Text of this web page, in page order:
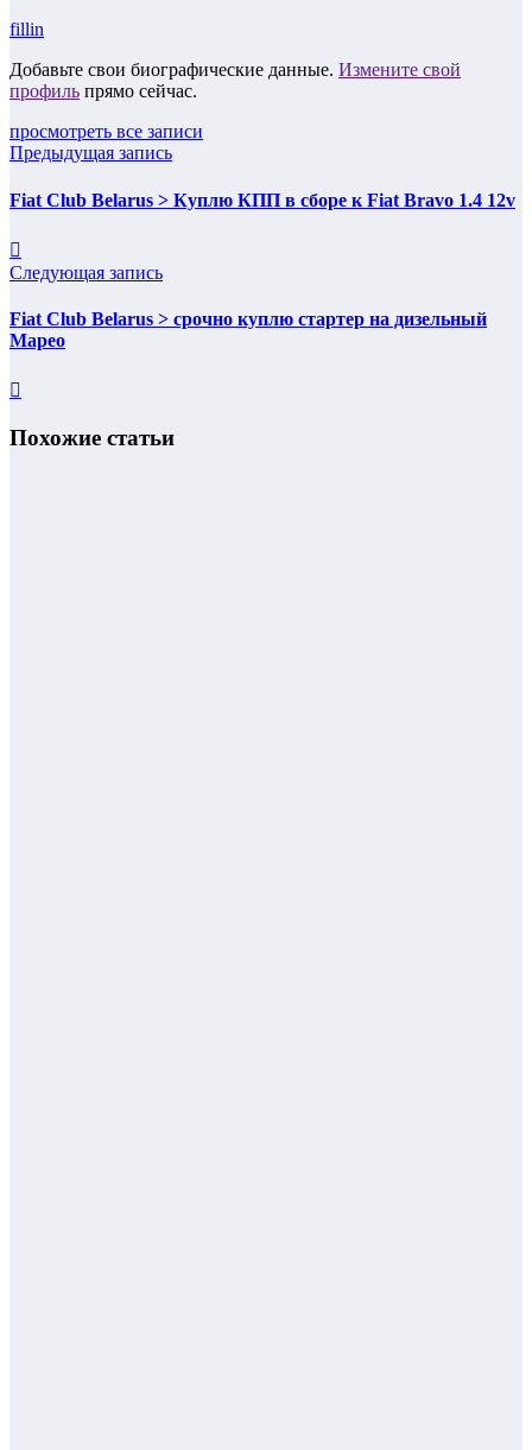
fillin
Добавьте свои биографические данные. Измените свой
профиль прямо сейчас.
просмотреть все записи
Предыдущая запись
Fiat Club Belarus > Куплю КПП в сборе к Fiat Bravo 1.4 12v
Следующая запись
Fiat Club Belarus > срочно куплю стартер на дизельный
Марео
Похожие статьи